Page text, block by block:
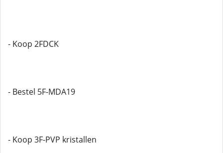
- Koop 2FDCK
- Bestel 5F-MDA19
- Koop 3F-PVP kristallen